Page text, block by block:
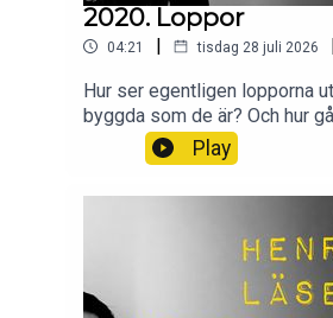
2020. Loppor
04:21 | tisdag 28 juli 2026
Hur ser egentligen lopporna
byggda som de är? Och hur
suga blod?Wikipedia säger
Play